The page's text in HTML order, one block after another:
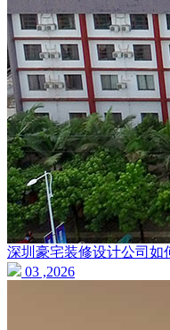
深圳豪宅装修设计公司如
03 ,2026